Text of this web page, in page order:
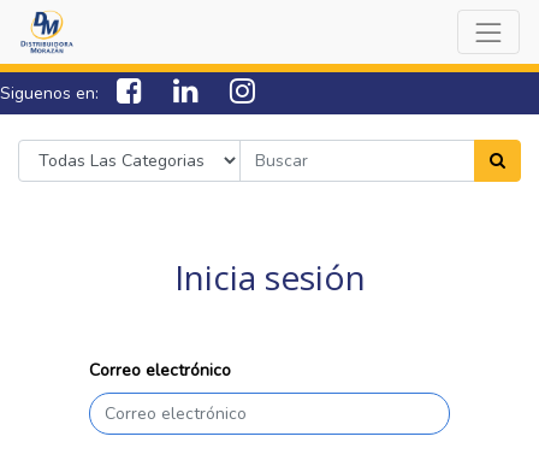
Siguenos en:
7538-0000 sac@lamorazan.com
Inicia sesión
Correo electrónico